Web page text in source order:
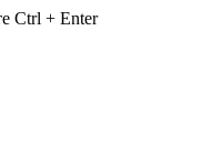
Ctrl + Enter